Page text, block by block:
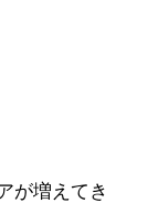
が増えてき